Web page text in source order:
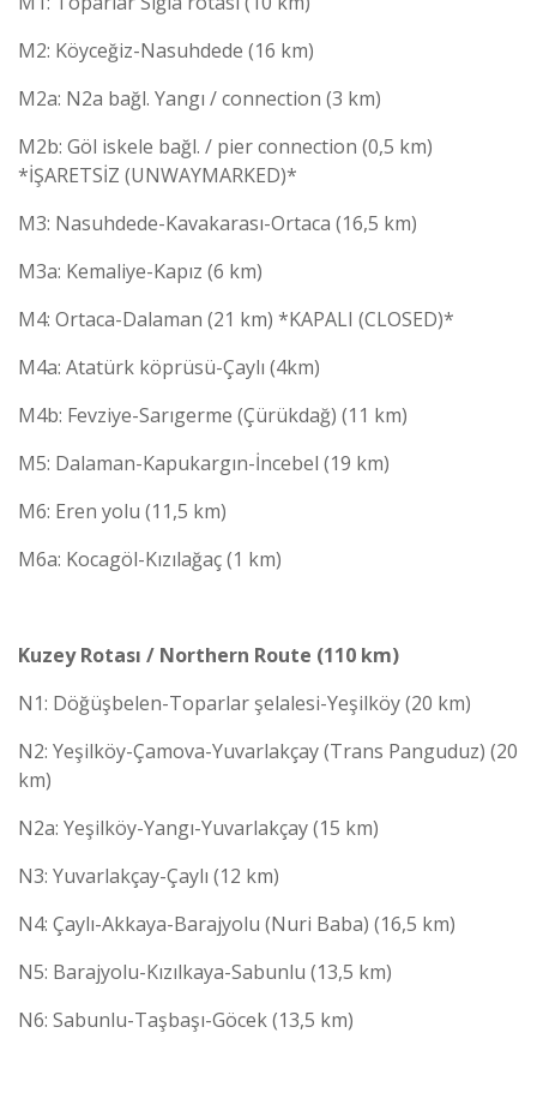
M2: Köyceğiz-Nasuhdede (16 km)
M2a: N2a bağl. Yangı / connection (3 km)
M2b: Göl iskele bağl. / pier connection (0,5 km)
*İŞARETSİZ (UNWAYMARKED)*
M3: Nasuhdede-Kavakarası-Ortaca (16,5 km)
M3a: Kemaliye-Kapız (6 km)
M4: Ortaca-Dalaman (21 km) *KAPALI (CLOSED)*
M4a: Atatürk köprüsü-Çaylı (4km)
M4b: Fevziye-Sarıgerme (Çürükdağ) (11 km)
M5: Dalaman-Kapukargın-İncebel (19 km)
M6: Eren yolu (11,5 km)
M6a: Kocagöl-Kızılağaç (1 km)
Kuzey Rotası / Northern Route (110 km)
N1: Döğüşbelen-Toparlar şelalesi-Yeşilköy (20 km)
N2: Yeşilköy-Çamova-Yuvarlakçay (Trans Panguduz) (20
km)
N2a: Yeşilköy-Yangı-Yuvarlakçay (15 km)
N3: Yuvarlakçay-Çaylı (12 km)
N4: Çaylı-Akkaya-Barajyolu (Nuri Baba) (16,5 km)
N5: Barajyolu-Kızılkaya-Sabunlu (13,5 km)
N6: Sabunlu-Taşbaşı-Göcek (13,5 km)